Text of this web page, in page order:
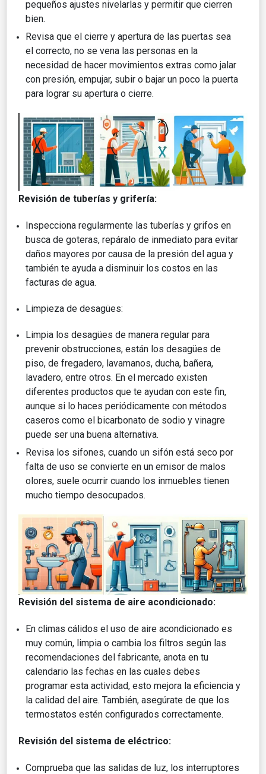
pequeños ajustes nivelarlas y permitir que cierren
bien.
Revisa que el cierre y apertura de las puertas sea
el correcto, no se vena las personas en la
necesidad de hacer movimientos extras como jalar
con presión, empujar, subir o bajar un poco la puerta
para lograr su apertura o cierre.
Revisión de tuberías y grifería:
Inspecciona regularmente las tuberías y grifos en
busca de goteras, repáralo de inmediato para evitar
daños mayores por causa de la presión del agua y
también te ayuda a disminuir los costos en las
facturas de agua.
Limpieza de desagües:
Limpia los desagües de manera regular para
prevenir obstrucciones, están los desagües de
piso, de fregadero, lavamanos, ducha, bañera,
lavadero, entre otros. En el mercado existen
diferentes productos que te ayudan con este fin,
aunque si lo haces periódicamente con métodos
caseros como el bicarbonato de sodio y vinagre
puede ser una buena alternativa.
Revisa los sifones, cuando un sifón está seco por
falta de uso se convierte en un emisor de malos
olores, suele ocurrir cuando los inmuebles tienen
mucho tiempo desocupados.
Revisión del sistema de aire acondicionado:
En climas cálidos el uso de aire acondicionado es
muy común, limpia o cambia los filtros según las
recomendaciones del fabricante, anota en tu
calendario las fechas en las cuales debes
programar esta actividad, esto mejora la eficiencia y
la calidad del aire. También, asegúrate de que los
termostatos estén configurados correctamente.
Revisión del sistema de eléctrico:
Comprueba que las salidas de luz, los interruptores